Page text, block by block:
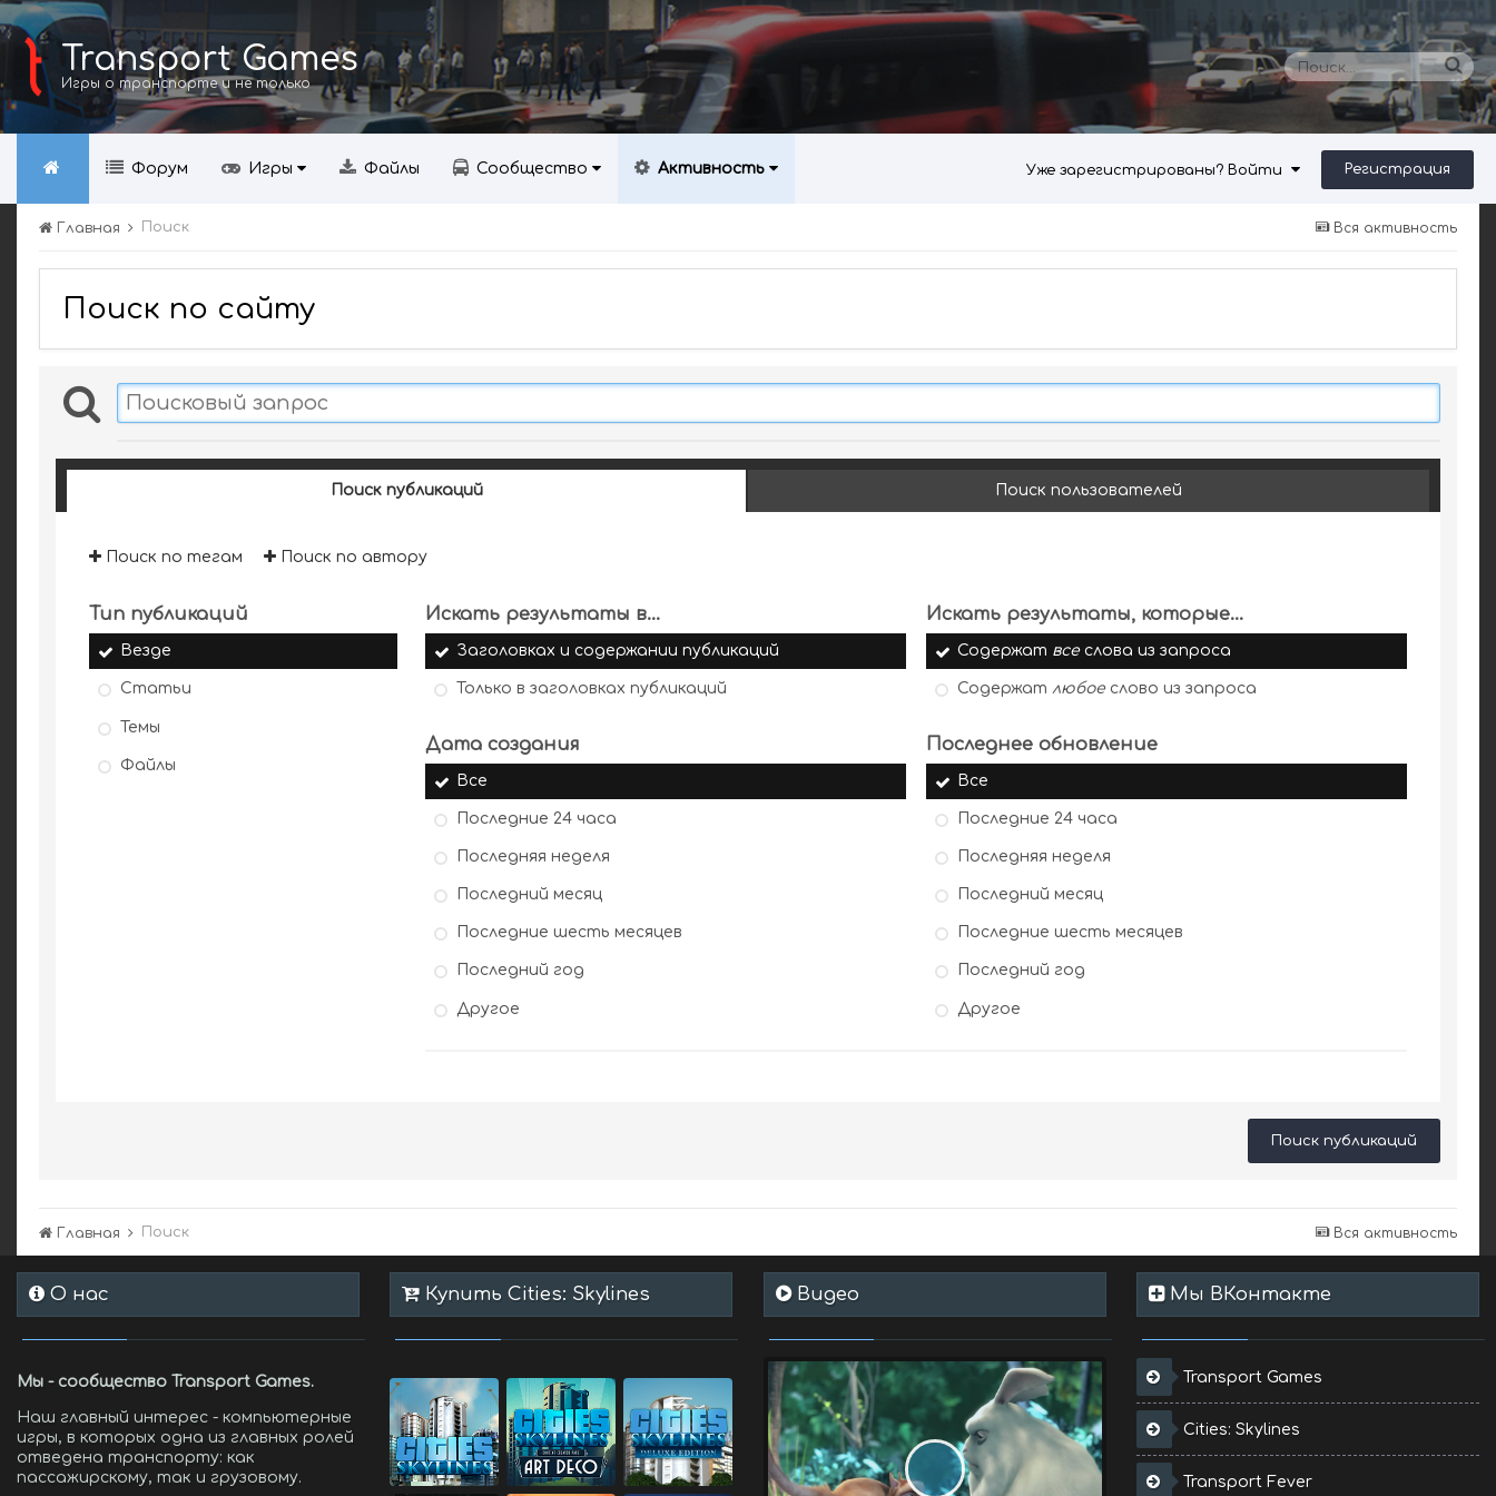
Transport Games
Игры о транспорте и не только
Уже зарегистрированы? Войти Регистрация
Форум Игры Файлы Сообщество Активность
Вся активность
Главная Поиск
Поиск по сайту
Поиск публикаций Поиск пользователей
Поиск по тегам Поиск по автору
Тип публикаций
Везде
Статьи
Темы
Файлы
Искать результаты в...
Заголовках и содержании публикаций
Только в заголовках публикаций
Искать результаты, которые...
Содержат всеслова из запроса
Содержатлюбоеслово из запроса
Дата создания
Все
Последние 24 часа
Последняя неделя
Последний месяц
Последние шесть месяцев
Последний год
Другое
Последнее обновление
Все
Последние 24 часа
Последняя неделя
Последний месяц
Последние шесть месяцев
Последний год
Другое
Поиск публикаций
Вся активность
Главная Поиск
О нас
Мы - сообщество Transport Games.
Наш главный интерес - компьютерные
игры, в которых одна из главных ролей
отведена транспорту: как
пассажирскому, так и грузовому.
Купить Cities: Skylines Видео Мы ВКонтакте
Transport Games
Cities: Skylines
Transport Fever